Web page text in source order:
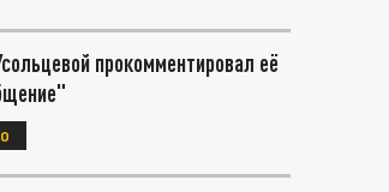
прокомментировал её